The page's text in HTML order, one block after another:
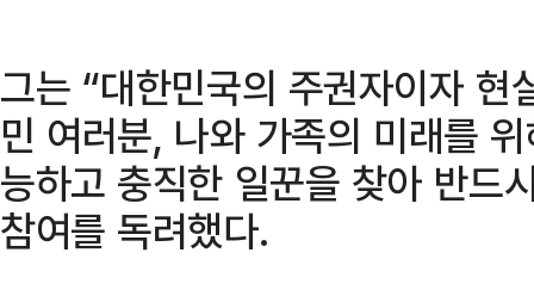
그는 “대한민국의 주권자이자 현
민 여러분, 나와 가족의 미래를
능하고 충직한 일꾼을 찾아 반드
참여를 독려했다.